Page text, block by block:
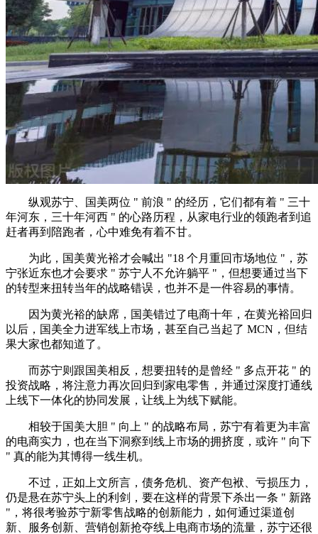
纵观苏宁、国美两位 " 前浪 " 的经历，它们都有着 " 三十
年河东，三十年河西 " 的心路历程，从家电行业的领跑者到追
赶者再到陪跑者，心中难免有着不甘。
为此，国美黄光裕才会喊出 "18 个月重回市场地位 "，苏
宁张近东也才会要求 " 苏宁人不允许躺平 "，但想要通过当下
的转型来扭转当年的战略错误，也并不是一件容易的事情。
因为黄光裕的缺席，国美错过了电商十年，在黄光裕回归
以后，国美全力进军线上市场，甚至自己当起了 MCN，但结
果大家也都知道了。
而苏宁则跟国美相反，想要扭转的是曾经 " 多点开花 " 的
投资战略，将注意力再次回归到家电零售，并通过深度打通线
上线下一体化的协同发展，让线上为线下赋能。
相较于国美大胆 " 向上 " 的战略布局，苏宁有着更为丰富
的电商实力，也在当下洞察到线上市场的拥挤度，或许 " 向下
" 真的能为其博得一线生机。
不过，正如上文所言，债务危机、资产包袱、亏损压力，
仍是悬在苏宁头上的利剑，要在这样的背景下杀出一条 " 新路
"，将很考验苏宁新零售战略的创新能力，如何通过渠道创
新、服务创新、营销创新抢夺线上电商市场的流量，苏宁还很